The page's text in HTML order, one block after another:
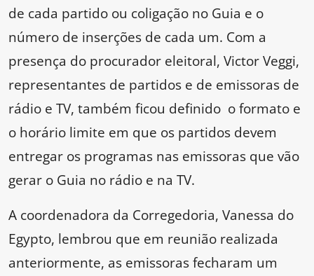
de cada partido ou coligação no Guia e o
número de inserções de cada um. Com a
presença do procurador eleitoral, Victor Veggi,
representantes de partidos e de emissoras de
rádio e TV, também ficou definido o formato e
o horário limite em que os partidos devem
entregar os programas nas emissoras que vão
gerar o Guia no rádio e na TV.
A coordenadora da Corregedoria, Vanessa do
Egypto, lembrou que em reunião realizada
anteriormente, as emissoras fecharam um